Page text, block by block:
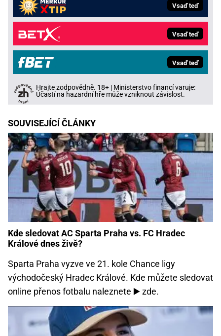
Vsaď teď
Vsaď teď
Vsaď teď
Hrajte zodpovědně. 18+ | Ministerstvo financí varuje:
Účastí na hazardní hře může vzniknout závislost.
SOUVISEJÍCÍ ČLÁNKY
Kde sledovat AC Sparta Praha vs. FC Hradec
Králové dnes živě?
Sparta Praha vyzve ve 21. kole Chance ligy
východočeský Hradec Králové. Kde můžete sledovat
online přenos fotbalu naleznete ▶️ zde.